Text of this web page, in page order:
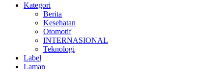
Kategori
Berita
Kesehatan
Otomotif
INTERNASIONAL
Teknologi
Label
Laman